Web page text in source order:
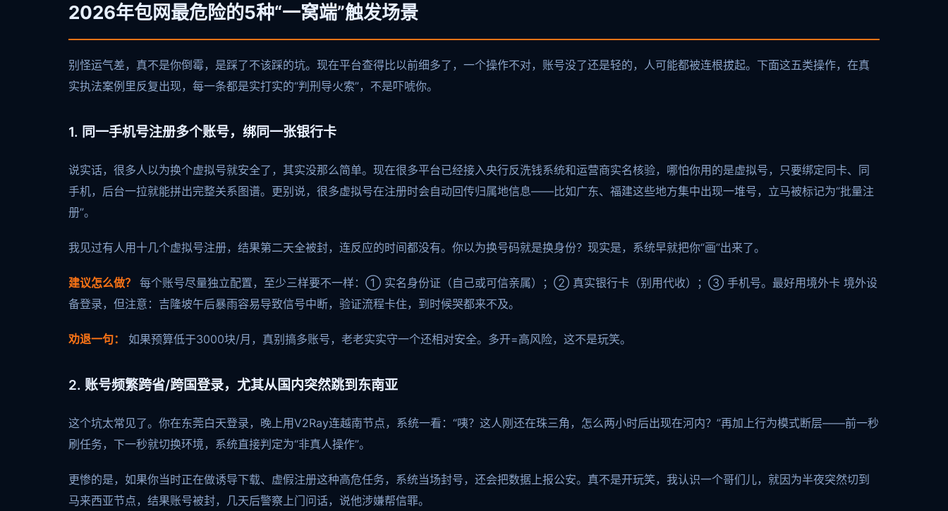
2026年包网最危险的5种“一窝端”触发场景
别怪运气差，真不是你倒霉，是踩了不该踩的坑。现在平台查得比以前细多了，一个操作不对，账号没了还是轻的，人可能都被连根拔起。下面这五类操作，在真
实执法案例里反复出现，每一条都是实打实的“判刑导火索”，不是吓唬你。
1. 同一手机号注册多个账号，绑同一张银行卡
说实话，很多人以为换个虚拟号就安全了，其实没那么简单。现在很多平台已经接入央行反洗钱系统和运营商实名核验，哪怕你用的是虚拟号，只要绑定同卡、同
手机，后台一拉就能拼出完整关系图谱。更别说，很多虚拟号在注册时会自动回传归属地信息——比如广东、福建这些地方集中出现一堆号，立马被标记为“批量注
册”。
我见过有人用十几个虚拟号注册，结果第二天全被封，连反应的时间都没有。你以为换号码就是换身份？现实是，系统早就把你“画”出来了。
建议怎么做？
每个账号尽量独立配置，至少三样要不一样：① 实名身份证（自己或可信亲属）；② 真实银行卡（别用代收）；③ 手机号。最好用境外卡 境外设
备登录，但注意：吉隆坡午后暴雨容易导致信号中断，验证流程卡住，到时候哭都来不及。
劝退一句： 如果预算低于3000块/月，真别搞多账号，老老实实守一个还相对安全。多开=高风险，这不是玩笑。
2. 账号频繁跨省/跨国登录，尤其从国内突然跳到东南亚
这个坑太常见了。你在东莞白天登录，晚上用V2Ray连越南节点，系统一看：“咦？这人刚还在珠三角，怎么两小时后出现在河内？”再加上行为模式断层——前一秒
刷任务，下一秒就切换环境，系统直接判定为“非真人操作”。
更惨的是，如果你当时正在做诱导下载、虚假注册这种高危任务，系统当场封号，还会把数据上报公安。真不是开玩笑，我认识一个哥们儿，就因为半夜突然切到
马来西亚节点，结果账号被封，几天后警察上门问话，说他涉嫌帮信罪。